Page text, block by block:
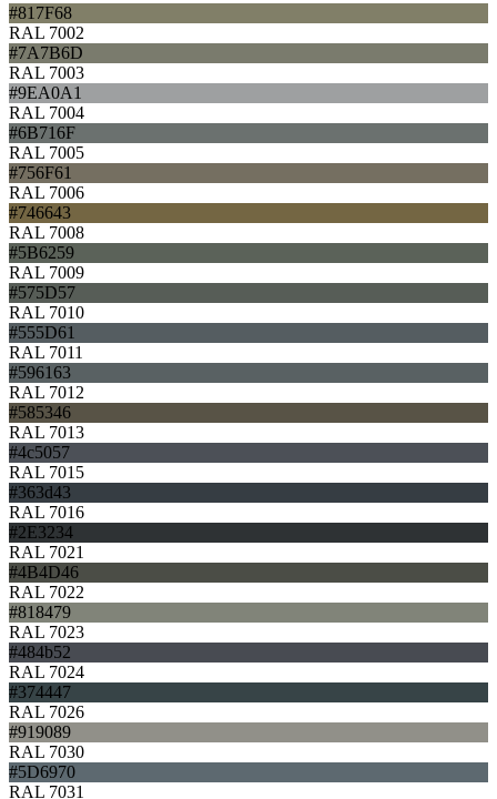
#817F68
RAL 7002
#7A7B6D
RAL 7003
#9EA0A1
RAL 7004
#6B716F
RAL 7005
#756F61
RAL 7006
#746643
RAL 7008
#5B6259
RAL 7009
#575D57
RAL 7010
#555D61
RAL 7011
#596163
RAL 7012
#585346
RAL 7013
#4c5057
RAL 7015
#363d43
RAL 7016
#2E3234
RAL 7021
#4B4D46
RAL 7022
#818479
RAL 7023
#484b52
RAL 7024
#374447
RAL 7026
#919089
RAL 7030
#5D6970
RAL 7031